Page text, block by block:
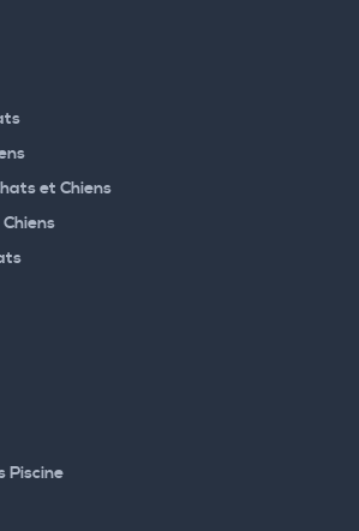
et Chiens
Piscine